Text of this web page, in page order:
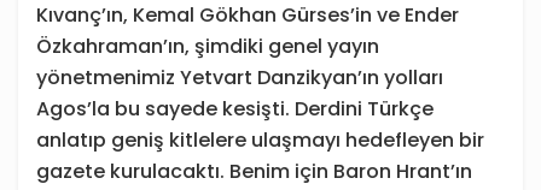
Kıvanç’ın, Kemal Gökhan Gürses’in ve Ender
Özkahraman’ın, şimdiki genel yayın
yönetmenimiz Yetvart Danzikyan’ın yolları
Agos’la bu sayede kesişti. Derdini Türkçe
anlatıp geniş kitlelere ulaşmayı hedefleyen bir
gazete kurulacaktı. Benim için Baron Hrant’ın